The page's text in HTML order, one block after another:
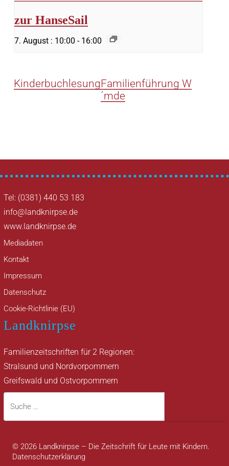
zur HanseSail
7. August : 10:00 - 16:00
KinderbuchlesungFamilienführung W
´mde
Tel: (0381) 440 53 183
info@landknirpse.de
www.landknirpse.de
Mediadaten
Kontakt
Impressum
Datenschutz
Cookie-Richtlinie (EU)
Landknirpse
Familienzeitschriften für 2 Regionen:
Stralsund und Nordvorpommern
Greifswald und Ostvorpommern
Suche
© 2026 Landknirpse – Die Zeitschrift für Leute mit Kindern.
Datenschutzerklärung